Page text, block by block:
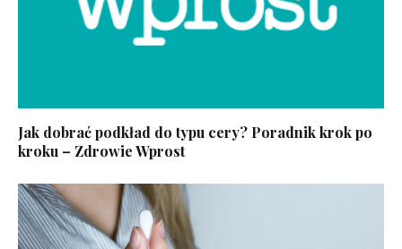
Jak dobrać podkład do typu cery? Poradnik krok po
kroku – Zdrowie Wprost